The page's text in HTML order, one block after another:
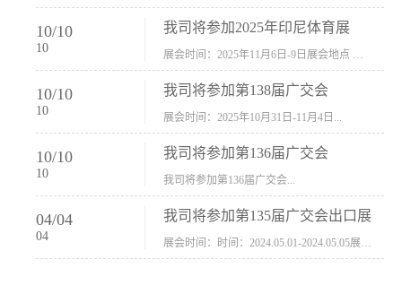
10/10
10
我司将参加2025年印尼体育展
10/10
10
我司将参加第138届广交会
展会时间：2025年10月31日-11月4日...
10/10
10
我司将参加第136届广交会
我司将参加第136届广交会...
04/04
04
我司将参加第135届广交会出口展
展会时间：时间：2024.05.01-2024.05.05展会地址：中国进出口商品交易会展馆福建康莱宝公司展位号12.1G37-38、H11-12，浙江康莱宝展位号17.1B23-24、C19-20...